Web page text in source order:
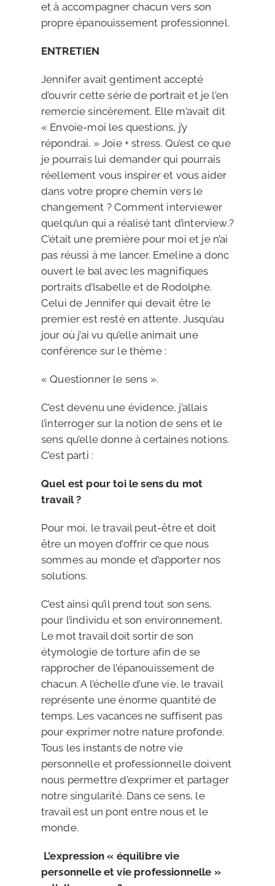
et à accompagner chacun vers son
propre épanouissement professionnel.
ENTRETIEN
Jennifer avait gentiment accepté
d’ouvrir cette série de portrait et je l’en
remercie sincèrement. Elle m’avait dit
« Envoie-moi les questions, j’y
répondrai. » Joie + stress. Qu’est ce que
je pourrais lui demander qui pourrais
réellement vous inspirer et vous aider
dans votre propre chemin vers le
changement ? Comment interviewer
quelqu’un qui a réalisé tant d’interview.?
C’était une première pour moi et je n’ai
pas réussi à me lancer. Emeline a donc
ouvert le bal avec les magnifiques
portraits d’Isabelle et de Rodolphe.
Celui de Jennifer qui devait être le
premier est resté en attente. Jusqu’au
jour où j’ai vu qu’elle animait une
conférence sur le thème :
« Questionner le sens ».
C’est devenu une évidence, j’allais
l’interroger sur la notion de sens et le
sens qu’elle donne à certaines notions.
C’est parti :
Quel est pour toi le sens du mot
travail ?
Pour moi, le travail peut-être et doit
être un moyen d’offrir ce que nous
sommes au monde et d’apporter nos
solutions.
C’est ainsi qu’il prend tout son sens,
pour l’individu et son environnement.
Le mot travail doit sortir de son
étymologie de torture afin de se
rapprocher de l’épanouissement de
chacun. A l’échelle d’une vie, le travail
représente une énorme quantité de
temps. Les vacances ne suffisent pas
pour exprimer notre nature profonde.
Tous les instants de notre vie
personnelle et professionnelle doivent
nous permettre d’exprimer et partager
notre singularité. Dans ce sens, le
travail est un pont entre nous et le
monde.
L’expression « équilibre vie
personnelle et vie professionnelle »